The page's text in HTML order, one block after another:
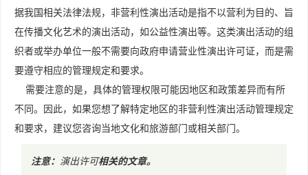
据我国相关法律法规，非营利性演出活动是指不以营利为目的、旨
在传播文化艺术的演出活动，如公益性演出等。这类演出活动的组
织者或举办单位一般不需要向政府申请营业性演出许可证，而是需
要遵守相应的管理规定和要求。
需要注意的是，具体的管理权限可能因地区和政策差异而有所
不同。因此，如果您想了解特定地区的非营利性演出活动管理规定
和要求，建议您咨询当地文化和旅游部门或相关部门。
注意： 演出许可相关的文章。